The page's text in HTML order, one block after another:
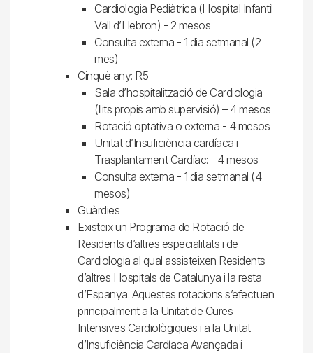
Cardiologia Pediàtrica (Hospital Infantil
Vall d’Hebron) - 2 mesos
Consulta externa - 1 dia setmanal (2
mes)
Cinquè any: R5
Sala d’hospitalització de Cardiologia
(llits propis amb supervisió) – 4 mesos
Rotació optativa o externa - 4 mesos
Unitat d’Insuficiència cardíaca i
Trasplantament Cardíac: - 4 mesos
Consulta externa - 1 dia setmanal (4
mesos)
Guàrdies
Existeix un Programa de Rotació de
Residents d’altres especialitats i de
Cardiologia al qual assisteixen Residents
d’altres Hospitals de Catalunya i la resta
d’Espanya. Aquestes rotacions s’efectuen
principalment a la Unitat de Cures
Intensives Cardiològiques i a la Unitat
d’Insuficiència Cardíaca Avançada i